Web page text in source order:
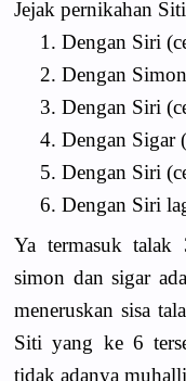
Jejak pernikahan
1. Dengan Siri
2. Dengan
3. Dengan Siri
4. Dengan Sigar
5. Dengan Siri
6. Dengan Siri
Ya termasuk talak
simon dan sigar
meneruskan sisa
Siti yang ke 6
tidak adanya